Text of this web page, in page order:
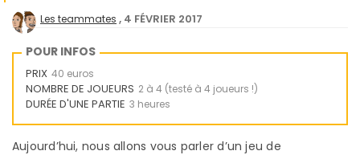
Les teammates 4 FÉVRIER 2017
POUR INFOS
PRIX 40 euros
NOMBRE DE JOUEURS 2 à 4 (testé à 4 joueurs !)
DURÉE D'UNE PARTIE 3 heures
Aujourd’hui, nous allons vous parler d’un jeu de